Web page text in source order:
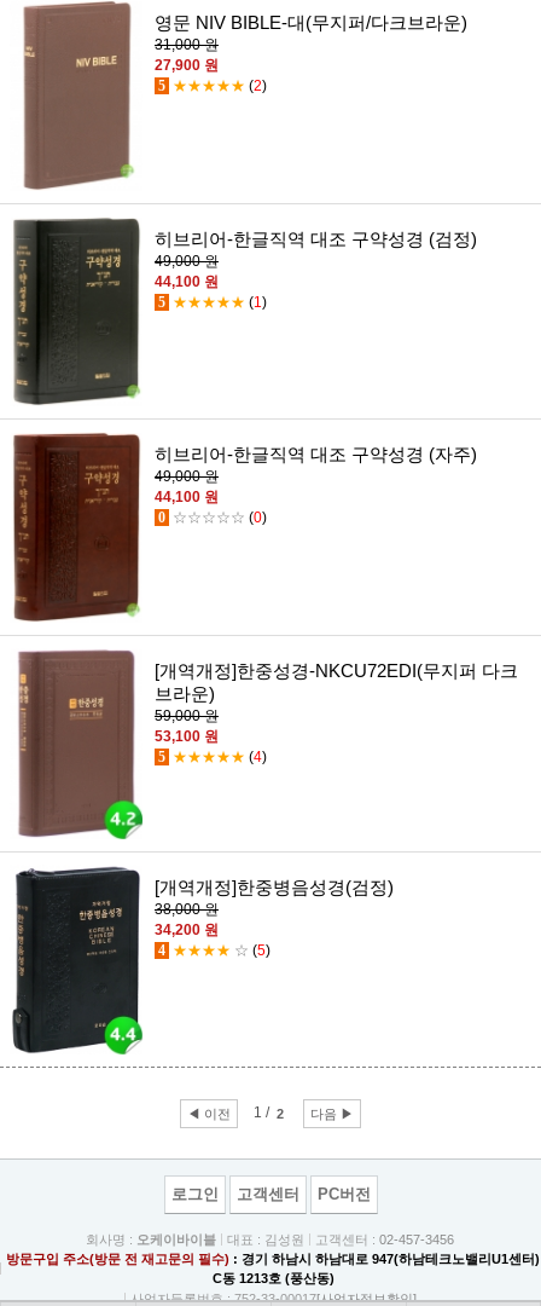
영문 NIV BIBLE-대(무지퍼/다크브라운)
31,000 원
27,900 원
5 ★★★★★ (2)
히브리어-한글직역 대조 구약성경 (검정)
49,000 원
44,100 원
5 ★★★★★ (1 )
히브리어-한글직역 대조 구약성경 (자주)
49,000 원
44,100 원
0 ☆☆☆☆☆ (0)
[개역개정]한중성경-NKCU72EDI(무지퍼 다크
브라운)
59,000 원
53,100 원
5 ★★★★★ (4)
[개역개정]한중병음성경(검정)
38,000 원
34,200 원
4 ★★★★ ☆ (5)
◀ 이전 1 / 2 다음 ▶
로그인 고객센터 PC버전
회사명 : 오케이바이블 대표 : 김성원 고객센터 : 02-457-3456
방문구입 주소(방문 전 재고문의 필수) : 경기 하남시 하남대로 947(하남테크노밸리U1센터)
C동 1213호 (풍산동)
사업자등록번호 : 752-33-00017[사업자정보확인]